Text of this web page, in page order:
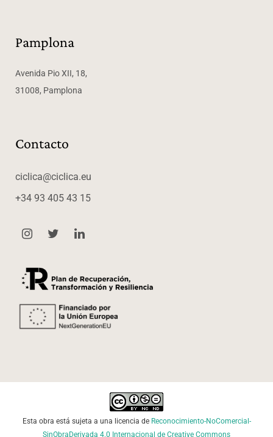
Pamplona
Avenida Pio XII, 18,
31008, Pamplona
Contacto
ciclica@ciclica.eu
+34 93 405 43 15
Esta obra está sujeta a una licencia de Reconocimiento-NoComercial-
SinObraDerivada 4.0 Internacional de Creative Commons